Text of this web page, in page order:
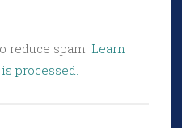
reduce spam. Learn
processed.